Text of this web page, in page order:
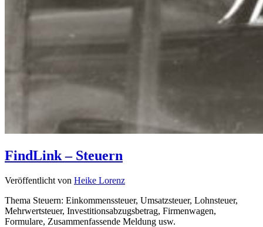
FindLink – Steuern
Veröffentlicht von Heike Lorenz
Thema Steuern: Einkommenssteuer, Umsatzsteuer, Lohnsteuer,
Mehrwertsteuer, Investitionsabzugsbetrag, Firmenwagen,
Formulare, Zusammenfassende Meldung usw.